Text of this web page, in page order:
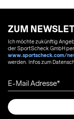
ZUM
Ich möchte zukünftig
der SportScheck GmbH
www.sportscheck.com/
werden. Infos zum
E-Mail Adresse